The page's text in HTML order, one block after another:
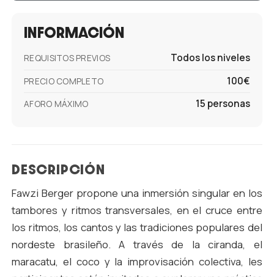
INFORMACIÓN
REQUISITOS PREVIOS Todos los niveles
PRECIO COMPLETO 100€
AFORO MÁXIMO 15 personas
DESCRIPCIÓN
Fawzi Berger propone una inmersión singular en los
tambores y ritmos transversales, en el cruce entre
los ritmos, los cantos y las tradiciones populares del
nordeste brasileño. A través de la ciranda, el
maracatu, el coco y la improvisación colectiva, les